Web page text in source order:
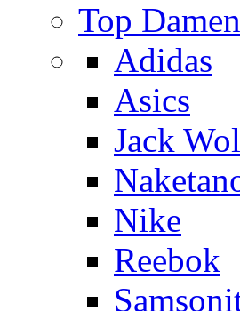
Top
Adidas
Asics
Jack
Nike
Reebok